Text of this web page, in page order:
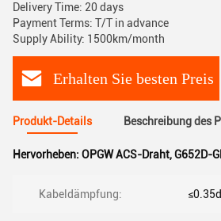
Delivery Time: 20 days
Payment Terms: T/T in advance
Supply Ability: 1500km/month
Erhalten Sie besten Preis
Produkt-Details Beschreibung des
Hervorheben: OPGW ACS-Draht,G652D-
Kabeldämpfung: